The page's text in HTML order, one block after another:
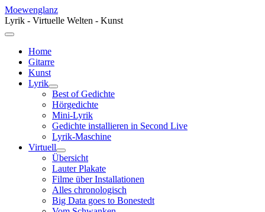
Moewenglanz
Lyrik - Virtuelle Welten - Kunst
Home
Gitarre
Kunst
Lyrik
Best of Gedichte
Hörgedichte
Mini-Lyrik
Gedichte installieren in Second Live
Lyrik-Maschine
Virtuell
Übersicht
Lauter Plakate
Filme über Installationen
Alles chronologisch
Big Data goes to Bonestedt